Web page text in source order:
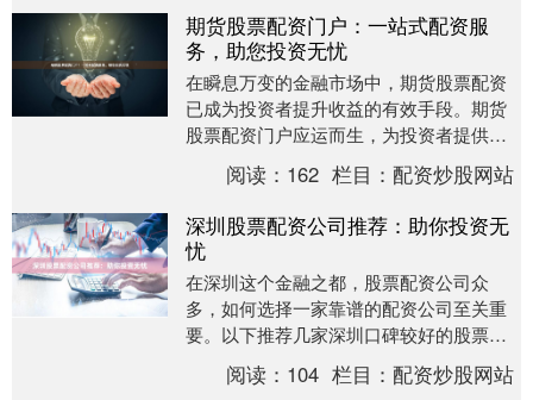
期货股票配资门户：一站式配资服
务，助您投资无忧
在瞬息万变的金融市场中，期货股票配资
已成为投资者提升收益的有效手段。期货
股票配资门户应运而生，为投资者提供一
站式配资服务，助力投资无忧。 **什么是
期货股票配资....
阅读： 162 栏目：配资炒股网站
深圳股票配资公司推荐：助你投资无
忧
在深圳这个金融之都，股票配资公司众
多，如何选择一家靠谱的配资公司至关重
要。以下推荐几家深圳口碑较好的股票配
资公司，助你投资无忧： **1. 恒信配资**
恒信配....
阅读： 104 栏目：配资炒股网站